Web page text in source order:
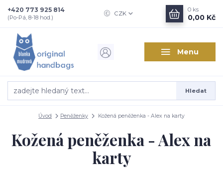
Menu
CZK
Hledat
+420 773 925 814
(Po-Pá, 8-18 hod.)
0 ks
0,00 Kč
Úvod Peněženky Kožená peněženka - Alex na karty
Kožená peněženka - Alex na
karty